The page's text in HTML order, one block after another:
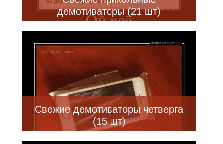
демотиваторы (21 шт)
Свежие демотиваторы четверга
(15 шт)